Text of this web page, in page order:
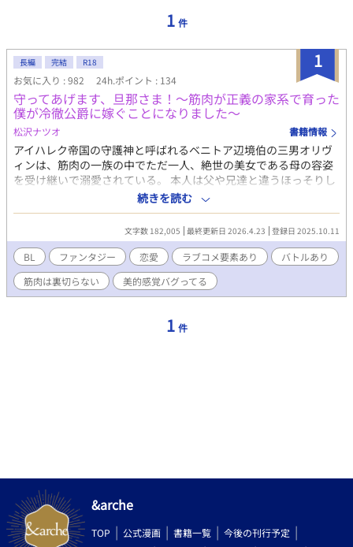
1 件
1
長編 完結 R18
お気に入り : 982 24h.ポイント : 134
守ってあげます、旦那さま！〜筋肉が正義の家系で育った
僕が冷徹公爵に嫁ぐことになりました〜
松沢ナツオ 書籍情報
アイハレク帝国の守護神と呼ばれるベニトア辺境伯の三男オリヴ
ィンは、筋肉の一族の中でただ一人、絶世の美女である母の容姿
を受け継いで溺愛されている。 本人は父や兄達と違うほっそりし
た体型にコンプレックスを持ち、必死で鍛えてきた。 努力を続け
一人前の騎士と父の認められたばかりなのに、皇帝の命により将
来有望と呼び声高い若き公爵リオネルと結婚することになってし
まった。 皇位継承権のあるリオネルに不満を持つ皇后が、実子の
王太子の地位を守るため形骸化していた同性での結婚を持ち出し
たのである。 当然、辺境伯である父は激怒。家族も憤慨していた
が、皇帝の命令には逆らえない。オリヴィンは首都レージュヌに
向かい、初めてリオネルに会う。 そこにいたのは、家族とは全く
ているオリヴィンと、両親を事故で失った挙句命を狙われる孤独
続きを読む
文字数 182,005 最終更新日 2026.4.23 登録日 2025.10.11
BL ファンタジー 恋愛 ラブコメ要素あり
バトルあり
筋肉は裏切らない
美的感覚バグってる
1 件
&arche
TOP 公式漫画 書籍一覧
今後の刊行予定